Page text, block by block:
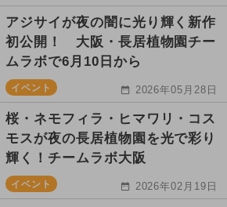
アジサイが夜の闇に光り輝く新作
初公開！ 大阪・長居植物園チー
ムラボで6月10日から
イベント 2026年05月28日
桜・ネモフィラ・ヒマワリ・コス
モスが夜の長居植物園を光で彩り
輝く！チームラボ大阪
イベント 2026年02月19日